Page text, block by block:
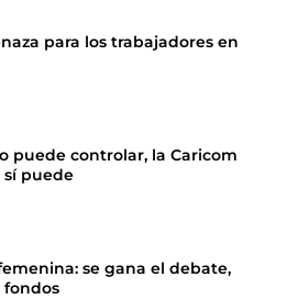
para los trabajadores en
puede controlar, la Caricom
sí puede
se gana el debate,
fondos